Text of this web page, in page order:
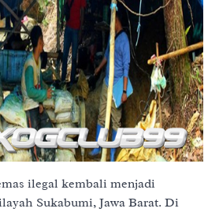
ilegal kembali menjadi
Sukabumi, Jawa Barat. Di